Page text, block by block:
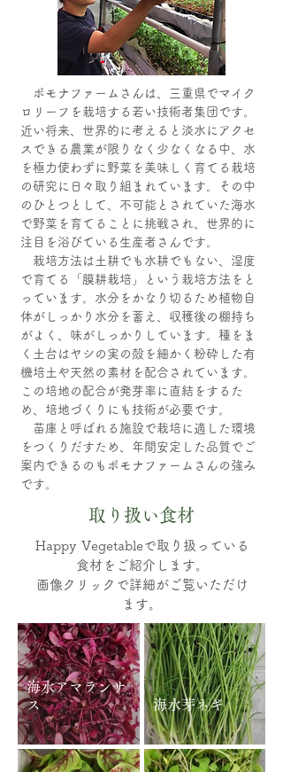
ポモナファームさんは、三重県でマイク
ロリーフを栽培する若い技術者集団です。
近い将来、世界的に考えると淡水にアクセ
スできる農業が限りなく少なくなる中、水
を極力使わずに野菜を美味しく育てる栽培
の研究に日々取り組まれています。その中
のひとつとして、不可能とされていた海水
で野菜を育てることに挑戦され、世界的に
注目を浴びている生産者さんです。
栽培方法は土耕でも水耕でもない、湿度
で育てる「膜耕栽培」という栽培方法をと
っています。水分をかなり切るため植物自
体がしっかり水分を蓄え、収穫後の棚持ち
がよく、味がしっかりしています。種をま
く土台はヤシの実の殻を細かく粉砕した有
機培土や天然の素材を配合されています。
この培地の配合が発芽率に直結をするた
め、培地づくりにも技術が必要です。
苗庫と呼ばれる施設で栽培に適した環境
をつくりだすため、年間安定した品質でご
案内できるのもポモナファームさんの強み
です。
取り扱い食材
​Happy Vegetableで取り扱っている
食材をご紹介します。
画像クリックで詳細がご覧いただけ
ます。
海水アマランサ
ス
海水芽ネギ